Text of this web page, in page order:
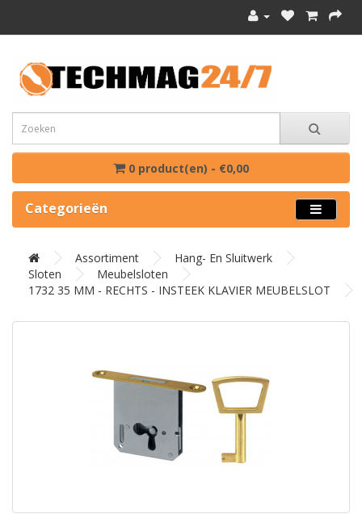
0 product(en) - €0,00
Categorieën
Assortiment
Hang- En Sluitwerk
Sloten
Meubelsloten
1732 35 MM - RECHTS - INSTEEK KLAVIER MEUBELSLOT